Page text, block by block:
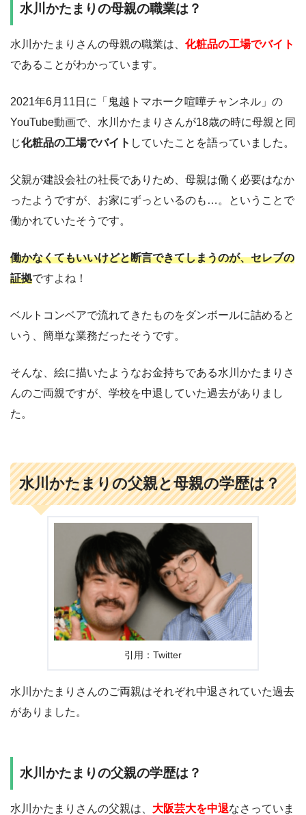
水川かたまりの母親の職業は？
水川かたまりさんの母親の職業は、 化粧品の工場でバイト
であることがわかっています。
2021年6月11日に「鬼越トマホーク喧嘩チャンネル」の
YouTube動画で、水川かたまりさんが18歳の時に母親と同
じ化粧品の工場でバイト していたことを語っていました。
父親が建設会社の社長でありため、母親は働く必要はなか
ったようですが、お家にずっといるのも…。ということで
働かれていたそうです。
働かなくてもいいけどと断言できてしまうのが、セレブの
証拠ですよね！
ベルトコンベアで流れてきたものをダンボールに詰めると
いう、簡単な業務だったそうです。
そんな、絵に描いたようなお金持ちである水川かたまりさ
んのご両親ですが、学校を中退していた過去がありまし
た。
水川かたまりの父親と母親の学歴は？
引用：Twitter
水川かたまりさんのご両親はそれぞれ中退されていた過去
がありました。
水川かたまりの父親の学歴は？
水川かたまりさんの父親は、 大阪芸大を中退なさっていま